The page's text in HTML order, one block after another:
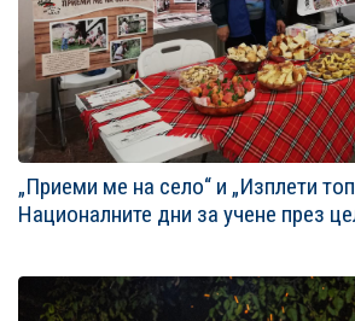
„Приеми ме на село“ и „Изплети
Националните дни за учене през